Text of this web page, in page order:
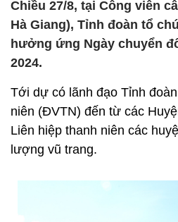
Chiều 27/8, tại Công viên
Hà Giang), Tỉnh đoàn tổ
hưởng ứng Ngày chuyển
2024.
Tới dự có lãnh đạo Tỉnh
niên (ĐVTN) đến từ các
Liên hiệp thanh niên các
lượng vũ trang.